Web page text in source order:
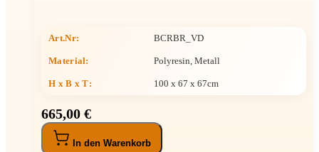
Art.Nr: BCRBR_VD
Material: Polyresin, Metall
H x B x T: 100 x 67 x 67cm
665,00 €
In den Warenkorb